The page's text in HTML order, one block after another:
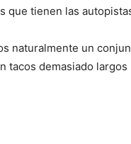
que tienen las
naturalmente un
tacos demasiado